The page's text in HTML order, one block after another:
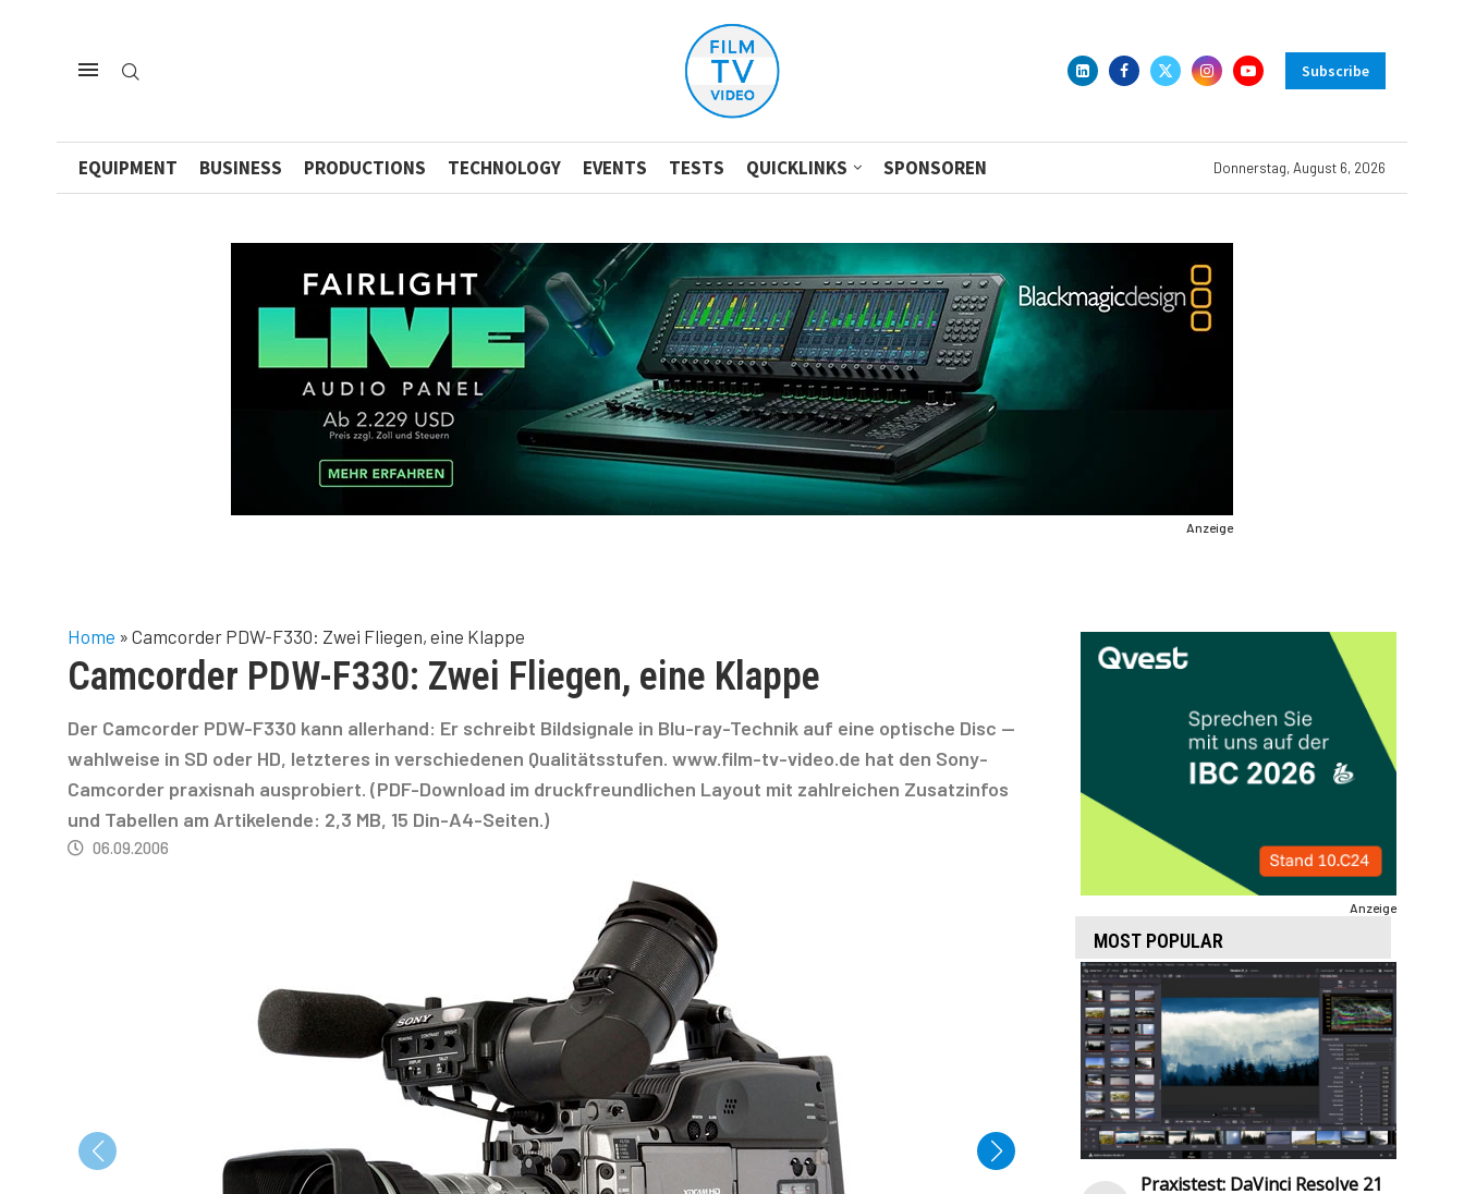
Subscribe
EQUIPMENT BUSINESS PRODUCTIONS TECHNOLOGY EVENTS TESTS QUICKLINKS SPONSOREN Donnerstag, August 6, 2026
Anzeige
Home » Camcorder PDW-F330: Zwei Fliegen, eine Klappe
Camcorder PDW-F330: Zwei Fliegen, eine Klappe
Der Camcorder PDW-F330 kann allerhand: Er schreibt Bildsignale in Blu-ray-Technik auf eine optische Disc —
wahlweise in SD oder HD, letzteres in verschiedenen Qualitätsstufen. www.film-tv-video.de hat den Sony-
Camcorder praxisnah ausprobiert. (PDF-Download im druckfreundlichen Layout mit zahlreichen Zusatzinfos
und Tabellen am Artikelende: 2,3 MB, 15 Din-A4-Seiten.)
06.09.2006
Anzeige
MOST POPULAR
Praxistest: DaVinci Resolve 21